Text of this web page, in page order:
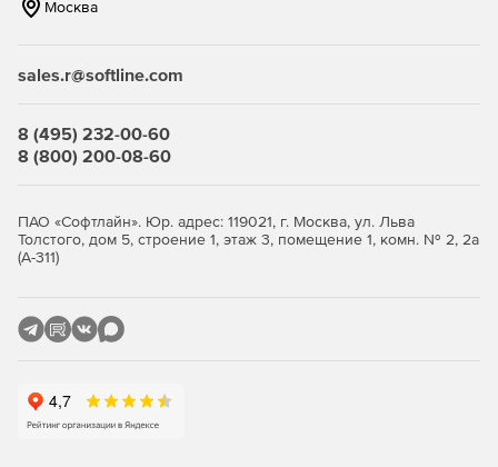
Дополнительные функции. Photoshop предоставляет
расширенные инструменты редактирования
Camera Raw 8 и поддержка слоев. Можно применять
нужным образом. Новый внешний модуль Adobe
Camera Raw 8 позволяет точнее исправлять
Изменяемые прямоугольники со скругленными
создания. Если фигура предназначена для
размещения на web-странице, достаточно
Москва
sales.r@softline.com
8 (495) 232-00-60
8 (800) 200-08-60
ПАО «Софтлайн». Юр. адрес: 119021, г. Москва, ул. Льва
Толстого, дом 5, строение 1, этаж 3, помещение 1, комн. № 2, 2а
(А-311)